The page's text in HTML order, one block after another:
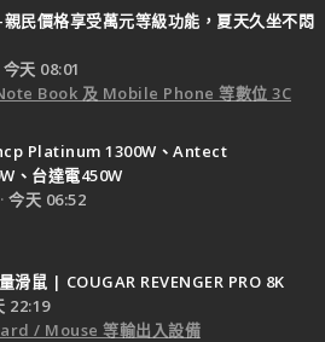
民價格享受萬元等級功能，夏天久坐不悶
今天 08:01
Book 及 Mobile Phone 等數位 3C
Platinum 1300W、Antect
、台達電450W
今天 06:52
滑鼠 | COUGAR REVENGER PRO 8K
22:19
/ Mouse 等輸出入設備